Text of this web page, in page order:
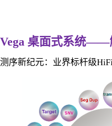
Vega 桌面式系统
测序新纪元：业界标杆级